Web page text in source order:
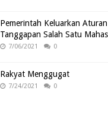
Pemerintah Keluarkan
Tanggapan Salah Satu
7/06/2021 0
Rakyat Menggugat
7/24/2021 0